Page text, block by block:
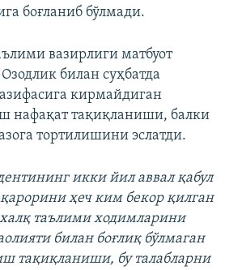
боғланиб бўлмади.
вазирлиги матбуот
билан суҳбатда
кирмайдиган
нафақат тақиқланиши, балки
тортилишини эслатди.
икки йил аввал қабул
ҳеч ким бекор қилган
таълими ходимларини
билан боғлиқ бўлмаган
тақиқланиши, бу талабларни